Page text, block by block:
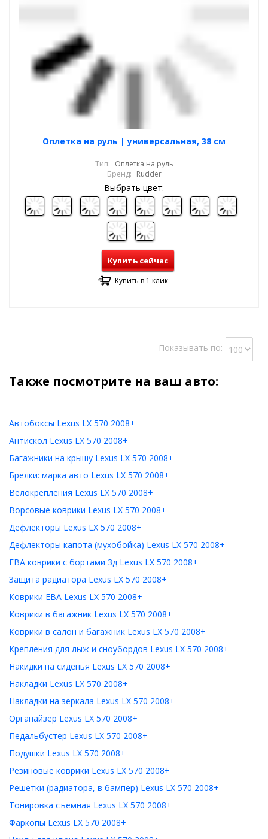
Оплетка на руль | универсальная, 38 см
Тип: Оплетка на руль
Бренд: Rudder
Выбрать цвет:
Купить сейчас
Купить в 1 клик
Показывать по:
Также посмотрите на ваш авто:
Автобоксы Lexus LX 570 2008+
Антискол Lexus LX 570 2008+
Багажники на крышу Lexus LX 570 2008+
Брелки: марка авто Lexus LX 570 2008+
Велокрепления Lexus LX 570 2008+
Ворсовые коврики Lexus LX 570 2008+
Дефлекторы Lexus LX 570 2008+
Дефлекторы капота (мухобойка) Lexus LX 570 2008+
ЕВА коврики с бортами 3д Lexus LX 570 2008+
Защита радиатора Lexus LX 570 2008+
Коврики ЕВА Lexus LX 570 2008+
Коврики в багажник Lexus LX 570 2008+
Коврики в салон и багажник Lexus LX 570 2008+
Крепления для лыж и сноубордов Lexus LX 570 2008+
Накидки на сиденья Lexus LX 570 2008+
Накладки Lexus LX 570 2008+
Накладки на зеркала Lexus LX 570 2008+
Органайзер Lexus LX 570 2008+
Педальбустер Lexus LX 570 2008+
Подушки Lexus LX 570 2008+
Резиновые коврики Lexus LX 570 2008+
Решетки (радиатора, в бампер) Lexus LX 570 2008+
Тонировка съемная Lexus LX 570 2008+
Фаркопы Lexus LX 570 2008+